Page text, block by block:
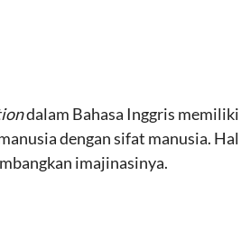
dalam Bahasa Inggris memiliki
dengan sifat manusia. Hal
imajinasinya.